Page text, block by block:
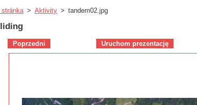
stránka > Aktivity > tandem02.jpg
Poprzedni Uruchom prezentację